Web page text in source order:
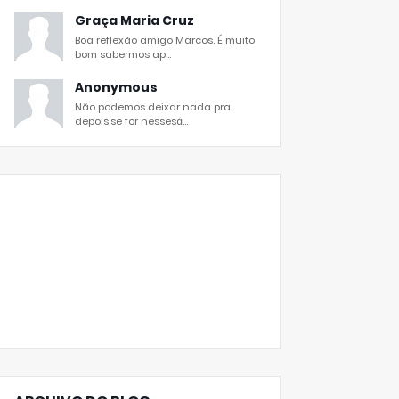
Graça Maria Cruz
Boa reflexão amigo Marcos. É muito
bom sabermos ap...
Anonymous
Não podemos deixar nada pra
depois,se for nessesá...